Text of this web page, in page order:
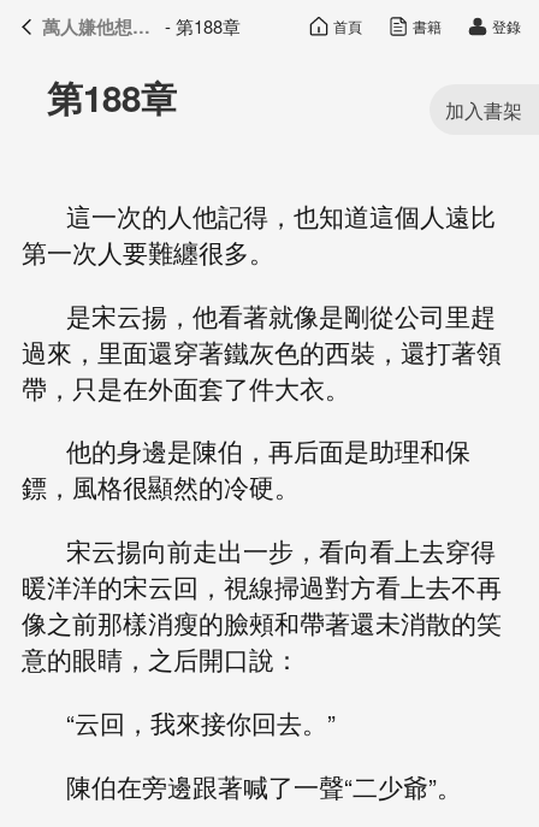
萬人嫌他想開了 目錄
第188章
這一次的人他記得，也知道這個人遠比
第一次人要難纏很多。
是宋云揚，他看著就像是剛從公司里趕
過來，里面還穿著鐵灰色的西裝，還打著領
帶，只是在外面套了件大衣。
他的身邊是陳伯，再后面是助理和保
鏢，風格很顯然的冷硬。
宋云揚向前走出一步，看向看上去穿得
暖洋洋的宋云回，視線掃過對方看上去不再
像之前那樣消瘦的臉頰和帶著還未消散的笑
意的眼睛，之后開口說：
“云回，我來接你回去。”
陳伯在旁邊跟著喊了一聲“二少爺”。
萬人嫌他想開了 - 第188章 首頁 書籍 登錄